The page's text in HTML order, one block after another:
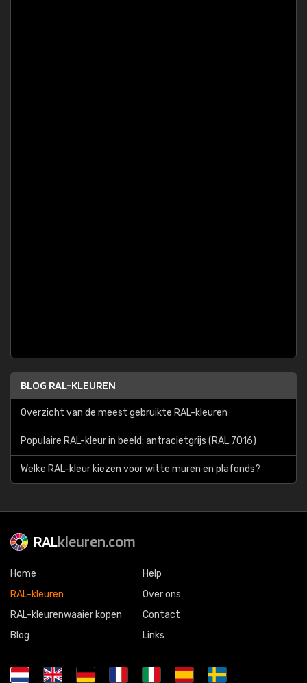
BLOG RAL-KLEUREN
Overzicht van de meest gebruikte RAL-kleuren
Populaire RAL-kleur in beeld: antracietgrijs (RAL 7016)
Welke RAL-kleur kiezen voor witte muren en plafonds?
RALkleuren.com
Home
RAL-kleuren
RAL-kleurenwaaier kopen
Blog
Help
Over ons
Contact
Links